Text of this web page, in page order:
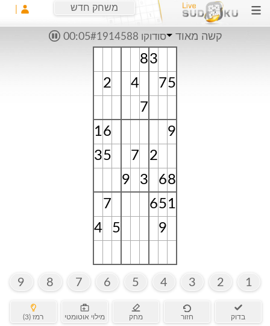
משחק חדש
קשה מאוד סודוקו #1914588 00:06
83
2
4 75
7
16
9
35 7
2
9
3 68
7
651
4
5 9
1
2
3
4
5
6
7
8
9
בדוק חזור מחק מילוי אוטומטי רמז (3)